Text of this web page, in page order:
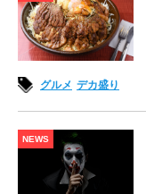
グルメ デカ盛り
NEWS